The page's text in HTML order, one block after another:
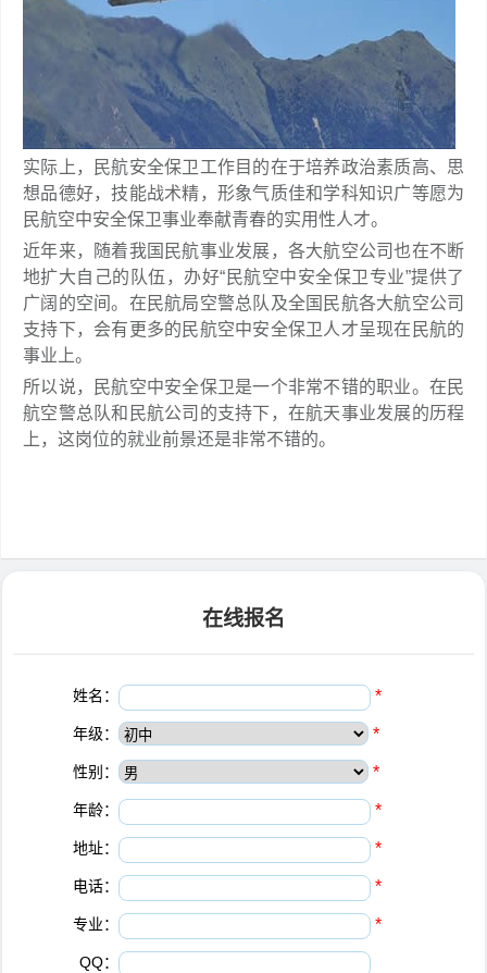
实际上，民航安全保卫工作目的在于培养政治素质高、思
想品德好，技能战术精，形象气质佳和学科知识广等愿为
民航空中安全保卫事业奉献青春的实用性人才。
近年来，随着我国民航事业发展，各大航空公司也在不断
地扩大自己的队伍，办好“民航空中安全保卫专业”提供了
广阔的空间。在民航局空警总队及全国民航各大航空公司
支持下，会有更多的民航空中安全保卫人才呈现在民航的
事业上。
所以说，民航空中安全保卫是一个非常不错的职业。在民
航空警总队和民航公司的支持下，在航天事业发展的历程
上，这岗位的就业前景还是非常不错的。
在线报名
姓名： *
年级： *
性别： *
年龄： *
地址： *
电话： *
专业： *
QQ：